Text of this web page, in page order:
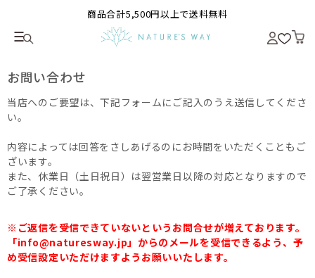
商品合計5,500円以上で送料無料
お問い合わせ
当店へのご要望は、下記フォームにご記入のうえ送信してくださ
い。
内容によっては回答をさしあげるのにお時間をいただくこともご
ざいます。
また、休業日（土日祝日）は翌営業日以降の対応となりますので
ご了承ください。
※ご返信を受信できていないというお問合せが増えております。
「info@naturesway.jp」からのメールを受信できるよう、予
め受信設定いただけますようお願いいたします。